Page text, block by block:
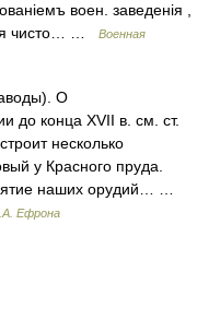
воен. заведенія ,
чисто… …
Военная
О
до конца XVII в. см. ст.
несколько
у Красного пруда.
наших орудий… …
Ефрона